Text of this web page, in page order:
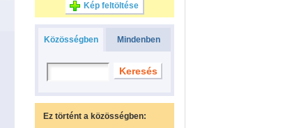
Kép feltöltése
Közösségben Mindenben
Ez történt a közösségben: